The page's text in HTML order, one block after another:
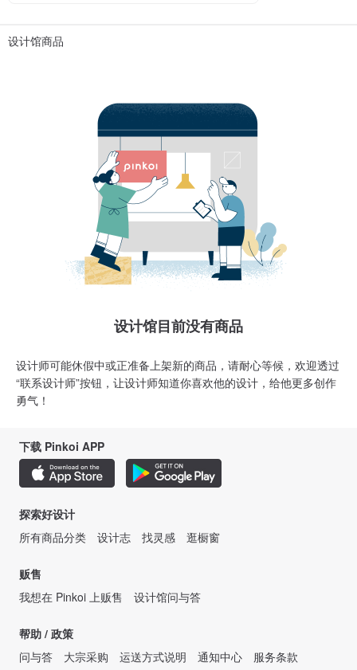
设计馆商品
设计馆目前没有商品
设计师可能休假中或正准备上架新的商品，请耐心等候，欢迎透过
“联系设计师”按钮，让设计师知道你喜欢他的设计，给他更多创作
勇气！
下载 Pinkoi APP
探索好设计
所有商品分类
设计志 找灵感 逛橱窗
贩售
我想在 Pinkoi 上贩售
设计馆问与答
帮助 / 政策
问与答
大宗采购 运送方式说明 通知中心
服务条款